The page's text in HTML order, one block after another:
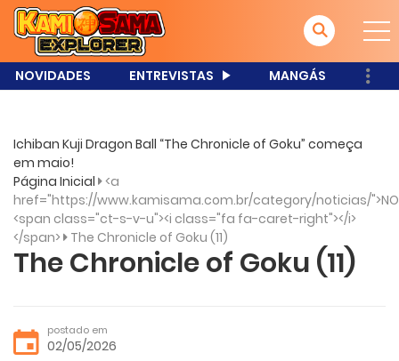
NOVIDADES ENTREVISTAS MANGÁS
Ichiban Kuji Dragon Ball “The Chronicle of Goku” começa
em maio!
Página Inicial <a
href="https://www.kamisama.com.br/category/noticias/
<span class="ct-s-v-u"><i class="fa fa-caret-right"></i>
</span> The Chronicle of Goku (11)
The Chronicle of Goku (11)
postado em
02/05/2026